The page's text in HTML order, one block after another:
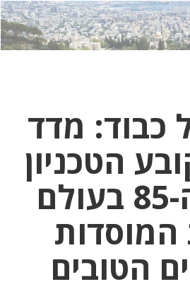
לחץ
כאן
לחץ
כדי
כבוד: מדד
הטכניון
במקום ה-85 בעולם
הטובים